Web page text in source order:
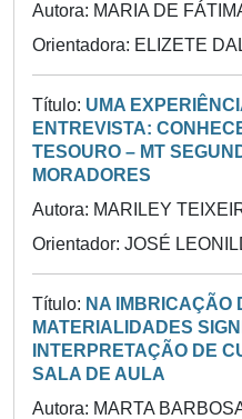
Autora: MARIA DE
Orientadora: ELIZETE
Título: UMA
ENTREVISTA:
TESOURO – MT
MORADORES
Autora: MARILEY
Orientador: JOSÉ
Título: NA IMBRICAÇÃO
MATERIALIDADES
INTERPRETAÇÃO DE
SALA DE AULA
Autora: MARTA